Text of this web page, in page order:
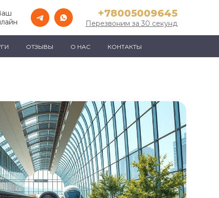
+78005009645
Перезвоним за 30 секунд
ОТЗЫВЫ О НАС КОНТАКТЫ